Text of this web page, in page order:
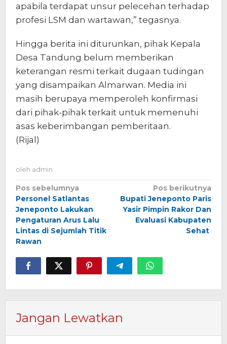
apabila terdapat unsur pelecehan terhadap
profesi LSM dan wartawan,” tegasnya.
Hingga berita ini diturunkan, pihak Kepala
Desa Tandung belum memberikan
keterangan resmi terkait dugaan tudingan
yang disampaikan Almarwan. Media ini
masih berupaya memperoleh konfirmasi
dari pihak-pihak terkait untuk memenuhi
asas keberimbangan pemberitaan.
(Rijal)
oleh admin
Navigasi
pos
Pos sebelumnya
Personel Satlantas
Jeneponto Lakukan
Pengaturan Arus Lalu
Lintas di Sejumlah Titik
Rawan
Pos berikutnya
Bupati Jeneponto Paris
Yasir Pimpin Rakor Dan
Evaluasi Kabupaten
Sehat
Jangan Lewatkan